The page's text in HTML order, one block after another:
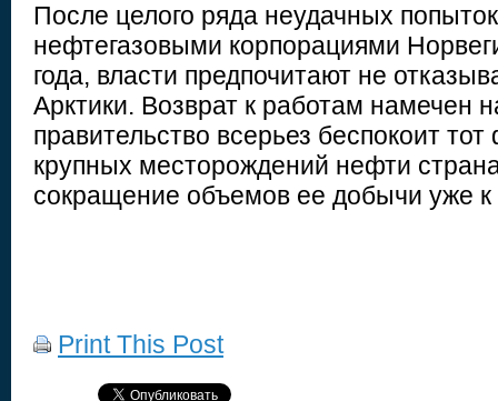
После целого ряда неудачных
нефтегазовыми корпорациями
года, власти предпочитают не
Арктики. Возврат к работам намечен
правительство всерьез беспокоит
крупных месторождений нефти
сокращение объемов ее добычи уже к
Print This Post